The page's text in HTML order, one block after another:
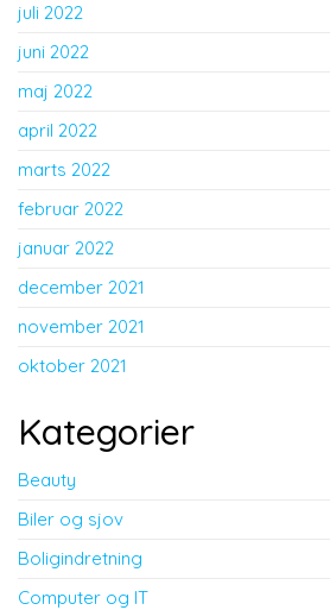
juli 2022
juni 2022
maj 2022
april 2022
marts 2022
februar 2022
januar 2022
december 2021
november 2021
oktober 2021
Kategorier
Beauty
Biler og sjov
Boligindretning
Computer og IT